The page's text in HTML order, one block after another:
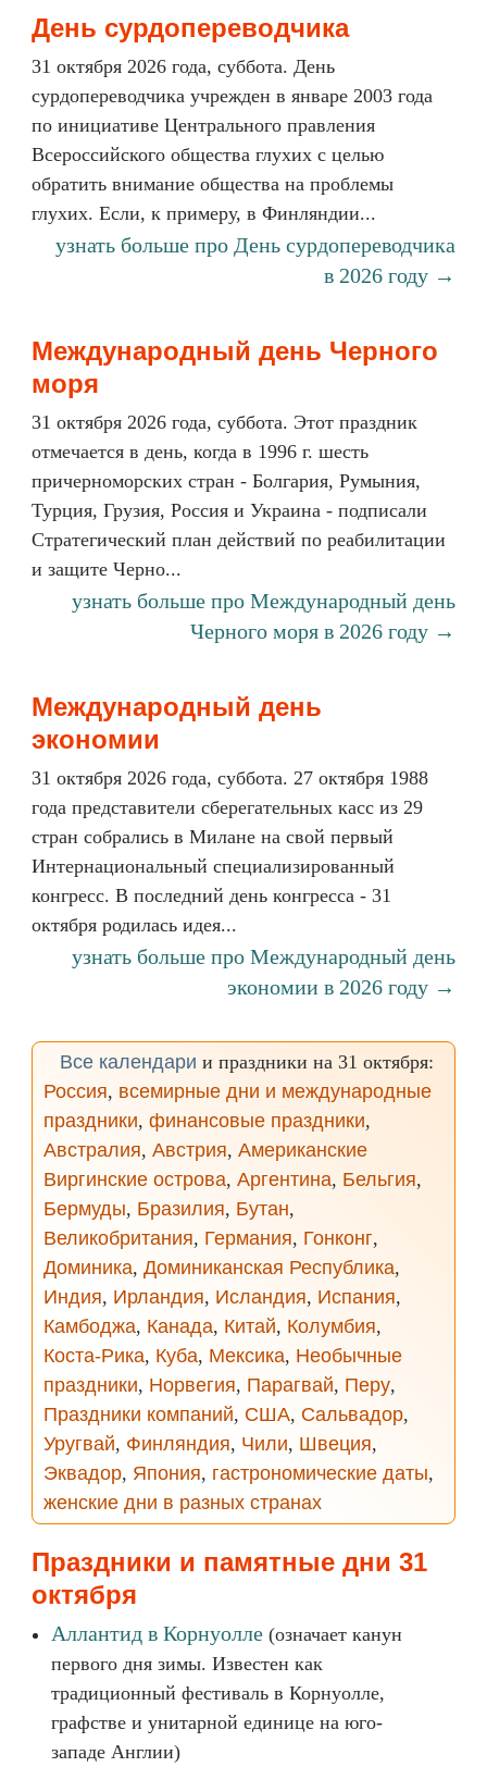
День сурдопереводчика
31 октября 2026 года, суббота. День
сурдопереводчика учрежден в январе 2003 года
по инициативе Центрального правления
Всероссийского общества глухих с целью
обратить внимание общества на проблемы
глухих. Если, к примеру, в Финляндии...
узнать больше про День сурдопереводчика
в 2026 году →
Международный день Черного
моря
31 октября 2026 года, суббота. Этот праздник
отмечается в день, когда в 1996 г. шесть
причерноморских стран - Болгария, Румыния,
Турция, Грузия, Россия и Украина - подписали
Стратегический план действий по реабилитации
и защите Черно...
узнать больше про Международный день
Черного моря в 2026 году →
Международный день
экономии
31 октября 2026 года, суббота. 27 октября 1988
года представители сберегательных касс из 29
стран собрались в Милане на свой первый
Интернациональный специализированный
конгресс. В последний день конгресса - 31
октября родилась идея...
узнать больше про Международный день
экономии в 2026 году →
Все календари и праздники на 31 октября:
Россия, всемирные дни и международные
праздники, финансовые праздники,
Австралия, Австрия, Американские
Виргинские острова, Аргентина, Бельгия,
Бермуды, Бразилия, Бутан,
Великобритания, Германия, Гонконг,
Доминика, Доминиканская Республика,
Индия, Ирландия, Исландия, Испания,
Камбоджа, Канада, Китай, Колумбия,
Коста-Рика, Куба, Мексика, Необычные
праздники, Норвегия, Парагвай, Перу,
Праздники компаний, США, Сальвадор,
Уругвай, Финляндия, Чили, Швеция,
Эквадор, Япония, гастрономические даты,
женские дни в разных странах
Праздники и памятные дни 31
октября
Аллантид в Корнуолле (означает канун
первого дня зимы. Известен как
традиционный фестиваль в Корнуолле,
графстве и унитарной единице на юго-
западе Англии)